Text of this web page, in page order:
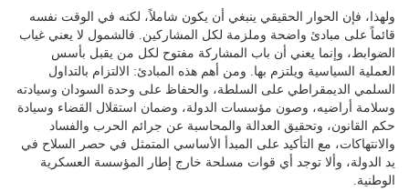
ولهذا، فإن الحوار الحقيقي ينبغي أن يكون شاملاً، لكنه في الوقت نفسه
قائماً على مبادئ واضحة وملزمة لكل المشاركين. فالشمول لا يعني غياب
الضوابط، وإنما يعني أن باب المشاركة مفتوح لكل من يقبل بأسس
العملية السياسية ويلتزم بها. ومن أهم هذه المبادئ: الالتزام بالتداول
السلمي الديمقراطي على السلطة، والحفاظ على وحدة السودان وسيادته
وسلامة أراضيه، وصون مؤسسات الدولة، وضمان استقلال القضاء وسيادة
حكم القانون، وتحقيق العدالة والمحاسبة عن جرائم الحرب والفساد
والانتهاكات، مع التأكيد على المبدأ الأساسي المتمثل في حصر السلاح في
يد الدولة، وألا توجد أي قوات مسلحة خارج إطار المؤسسة العسكرية
الوطنية.